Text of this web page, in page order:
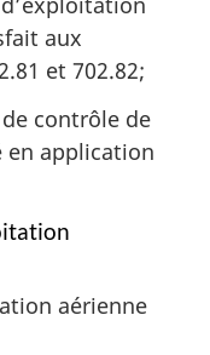
aux
et 702.82;
contrôle de
en application
aérienne